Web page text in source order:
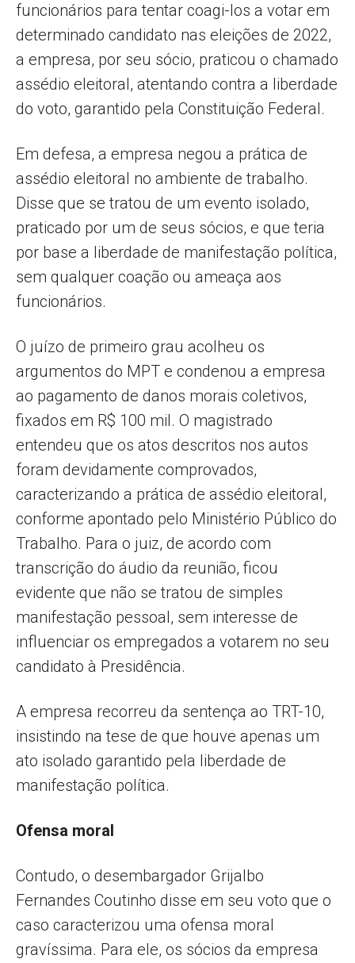
funcionários para tentar coagi-los a votar em
determinado candidato nas eleições de 2022,
a empresa, por seu sócio, praticou o chamado
assédio eleitoral, atentando contra a liberdade
do voto, garantido pela Constituição Federal.
Em defesa, a empresa negou a prática de
assédio eleitoral no ambiente de trabalho.
Disse que se tratou de um evento isolado,
praticado por um de seus sócios, e que teria
por base a liberdade de manifestação política,
sem qualquer coação ou ameaça aos
funcionários.
O juízo de primeiro grau acolheu os
argumentos do MPT e condenou a empresa
ao pagamento de danos morais coletivos,
fixados em R$ 100 mil. O magistrado
entendeu que os atos descritos nos autos
foram devidamente comprovados,
caracterizando a prática de assédio eleitoral,
conforme apontado pelo Ministério Público do
Trabalho. Para o juiz, de acordo com
transcrição do áudio da reunião, ficou
evidente que não se tratou de simples
manifestação pessoal, sem interesse de
influenciar os empregados a votarem no seu
candidato à Presidência.
A empresa recorreu da sentença ao TRT-10,
insistindo na tese de que houve apenas um
ato isolado garantido pela liberdade de
manifestação política.
Ofensa moral
Contudo, o desembargador Grijalbo
Fernandes Coutinho disse em seu voto que o
caso caracterizou uma ofensa moral
gravíssima. Para ele, os sócios da empresa